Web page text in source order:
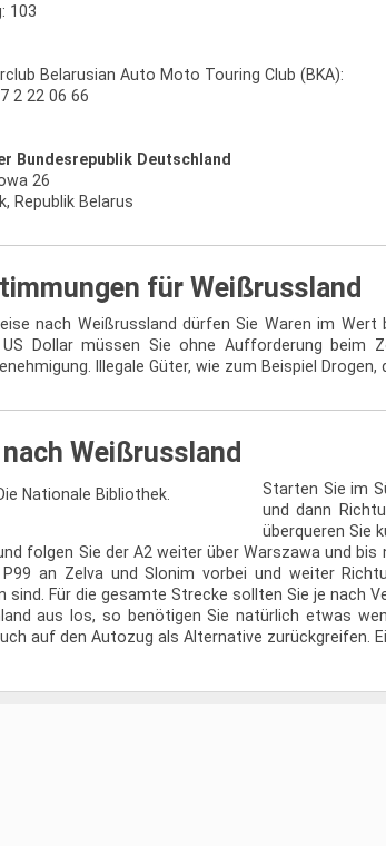
103
Belarusian Auto Moto Touring Club (BKA):
2 22 06 66
Bundesrepublik Deutschland
26
Republik Belarus
für Weißrussland
nach Weißrussland dürfen Sie Waren im
US Dollar müssen Sie ohne Aufforderung beim
Illegale Güter, wie zum Beispiel
Weißrussland
Starten Sie im
und dann
überqueren Sie
folgen Sie der A2 weiter über Warszawa und
an Zelva und Slonim vorbei und weiter
sind. Für die gesamte Strecke sollten Sie je nach
aus los, so benötigen Sie natürlich etwas
auf den Autozug als Alternative zurückgreifen.